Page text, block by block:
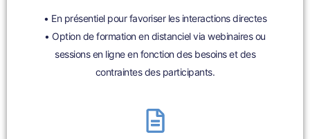
• En présentiel pour favoriser les interactions directes
• Option de formation en distanciel via webinaires ou
sessions en ligne en fonction des besoins et des
contraintes des participants.